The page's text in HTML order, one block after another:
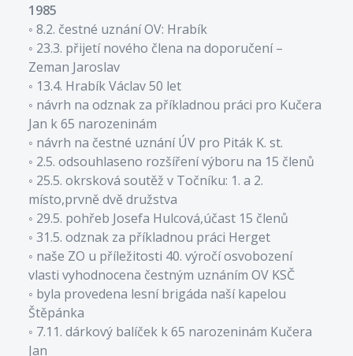
1985
◦ 8.2. čestné uznání OV: Hrabík
◦ 23.3. přijetí nového člena na doporučení –
Zeman Jaroslav
◦ 13.4. Hrabík Václav 50 let
◦ návrh na odznak za příkladnou práci pro Kučera
Jan k 65 narozeninám
◦ návrh na čestné uznání ÚV pro Piták K. st.
◦ 2.5. odsouhlaseno rozšíření výboru na 15 členů
◦ 25.5. okrsková soutěž v Točníku: 1. a 2.
místo,prvně dvě družstva
◦ 29.5. pohřeb Josefa Hulcová,účast 15 členů
◦ 31.5. odznak za příkladnou práci Herget
◦ naše ZO u příležitosti 40. výročí osvobození
vlasti vyhodnocena čestným uznáním OV KSČ
◦ byla provedena lesní brigáda naší kapelou
Štěpánka
◦ 7.11. dárkový balíček k 65 narozeninám Kučera
Jan